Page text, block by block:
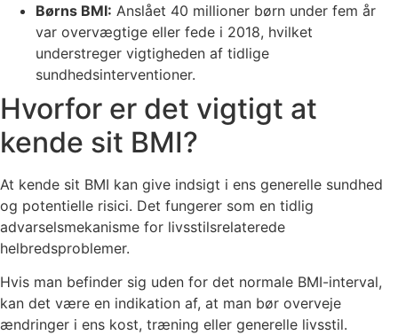
Børns BMI: Anslået 40 millioner børn under fem år
var overvægtige eller fede i 2018, hvilket
understreger vigtigheden af tidlige
sundhedsinterventioner.
Hvorfor er det vigtigt at
kende sit BMI?
At kende sit BMI kan give indsigt i ens generelle sundhed
og potentielle risici. Det fungerer som en tidlig
advarselsmekanisme for livsstilsrelaterede
helbredsproblemer.
Hvis man befinder sig uden for det normale BMI-interval,
kan det være en indikation af, at man bør overveje
ændringer i ens kost, træning eller generelle livsstil.